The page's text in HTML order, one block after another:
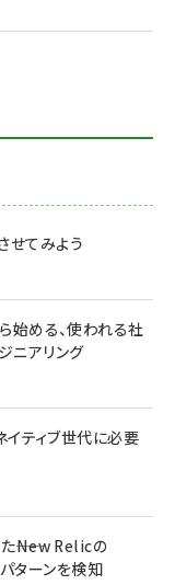
せてみよう
始める、使われる社
ニアリング
ティブ世代に必要
――New Relicの
ターンを検知